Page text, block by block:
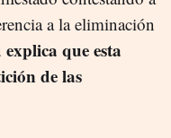
a la eliminación
que esta
de las